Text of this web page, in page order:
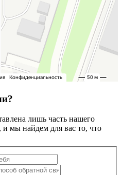
лишь часть нашего
мы найдем для вас то, что